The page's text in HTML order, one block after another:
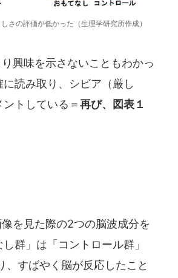
さの評価が低かった（生理学研究所作成）
興味を示さないこともわかっ
読み取り、シビア（厳し
トしている＝再び、図表１
を見た際の2つの脳波成分を
群」は「コントロール群」
、すばやく脳が反応したこと